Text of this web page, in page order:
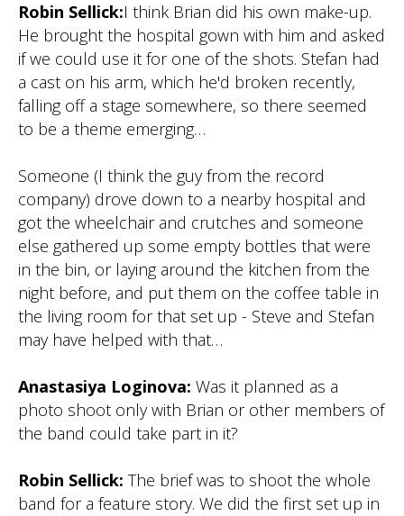
Robin Sellick:I think Brian did his own make-up.
He brought the hospital gown with him and asked
if we could use it for one of the shots. Stefan had
a cast on his arm, which he'd broken recently,
falling off a stage somewhere, so there seemed
to be a theme emerging…
Someone (I think the guy from the record
company) drove down to a nearby hospital and
got the wheelchair and crutches and someone
else gathered up some empty bottles that were
in the bin, or laying around the kitchen from the
night before, and put them on the coffee table in
the living room for that set up - Steve and Stefan
may have helped with that…
Anastasiya Loginova: Was it planned as a
photo shoot only with Brian or other members of
the band could take part in it?
Robin Sellick: The brief was to shoot the whole
band for a feature story. We did the first set up in